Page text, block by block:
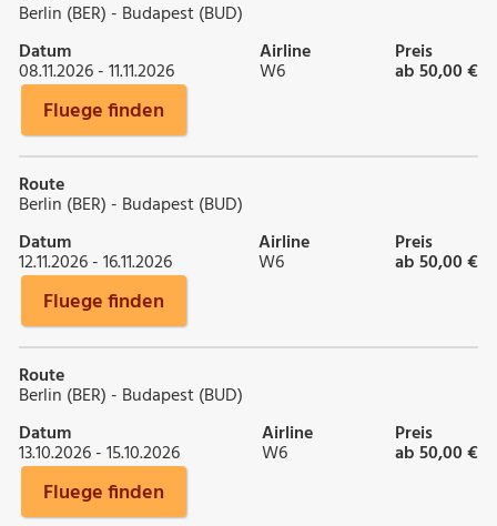
Berlin (BER) - Budapest (BUD)
Datum
08.11.2026 - 11.11.2026
Airline
W6
Preis
ab 50,00 €
Fluege finden
Route
Berlin (BER) - Budapest (BUD)
Datum
12.11.2026 - 16.11.2026
Airline
W6
Preis
ab 50,00 €
Fluege finden
Route
Berlin (BER) - Budapest (BUD)
Datum
13.10.2026 - 15.10.2026
Airline
W6
Preis
ab 50,00 €
Fluege finden